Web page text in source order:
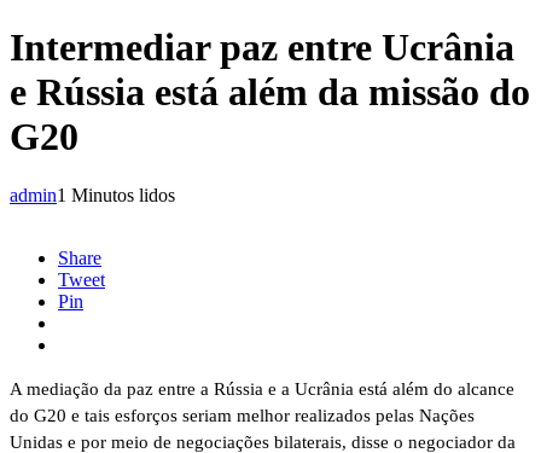
Intermediar paz entre Ucrânia
e Rússia está além da missão do
G20
admin1 Minutos lidos
Share
Tweet
Pin
A mediação da paz entre a Rússia e a Ucrânia está além do alcance
do G20 e tais esforços seriam melhor realizados pelas Nações
Unidas e por meio de negociações bilaterais, disse o negociador da